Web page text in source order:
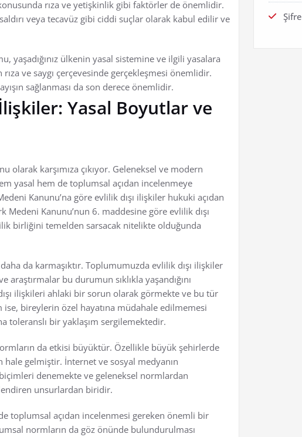
rıza ve yetişkinlik gibi faktörler de önemlidir.
veya tecavüz gibi ciddi suçlar olarak kabul edilir ve
yaşadığınız ülkenin yasal sistemine ve ilgili yasalara
ve saygı çerçevesinde gerçekleşmesi önemlidir.
sağlanması da son derece önemlidir.
Yasal Boyutlar ve
olarak karşımıza çıkıyor. Geleneksel ve modern
yasal hem de toplumsal açıdan incelenmeye
Kanunu’na göre evlilik dışı ilişkiler hukuki açıdan
Kanunu’nun 6. maddesine göre evlilik dışı
birliğini temelden sarsacak nitelikte olduğunda
da karmaşıktır. Toplumumuzda evlilik dışı ilişkiler
bu durumun sıklıkla yaşandığını
ilişkileri ahlaki bir sorun olarak görmekte ve bu tür
bireylerin özel hayatına müdahale edilmemesi
toleranslı bir yaklaşım sergilemektedir.
da etkisi büyüktür. Özellikle büyük şehirlerde
hale gelmiştir. İnternet ve sosyal medyanın
denemekte ve geleneksel normlardan
unsurlardan biridir.
toplumsal açıdan incelenmesi gereken önemli bir
normların da göz önünde bulundurulması